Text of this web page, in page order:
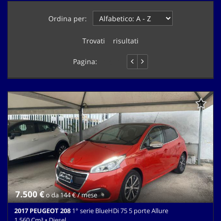
Ordina per:
Trovati risultati
Pagina:
7.500 €o da 144 € / mese
2017 PEUGEOT 208 1° serie BlueHDi 75 5 porte Allure
cookie
Puoi
rivedere
e
modificare
le
scelte
in
qualsiasi
momento.